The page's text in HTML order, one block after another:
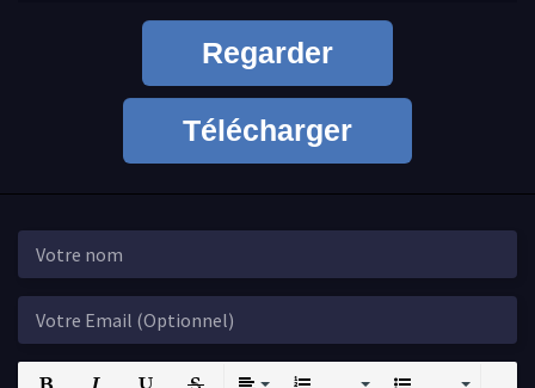
Regarder
Télécharger